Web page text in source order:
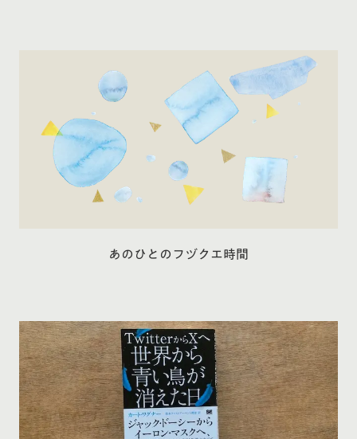
あのひとのフヅクエ時間